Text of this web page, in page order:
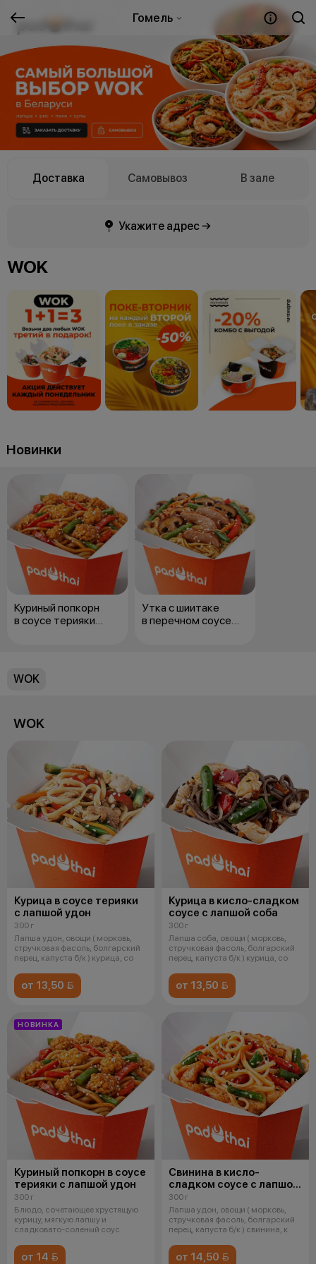
Гомель
Доставка Самовывоз В зале
Укажите адрес →
WOK
Новинки
Куриный попкорн
в соусе терияки
Утка с шиитаке
в перечном соусе
WOK
WOK
Курица в соусе терияки
с лапшой удон
300 г
Лапша удон, овощи ( морковь,
стручковая фасоль, болгарский
перец, капуста б/к ) курица, со
от 13,50 
Курица в кисло-сладком
соусе с лапшой соба
300 г
Лапша соба, овощи ( морковь,
стручковая фасоль, болгарский
перец, капуста б/к ) курица, со
от 13,50 
НОВИНКА
Куриный попкорн в соусе
терияки с лапшой удон
300 г
Блюдо, сочетающее хрустящую
курицу, мягкую лапшу и
сладковато-соленый соус
от 14 
Свинина в кисло-
сладком соусе с лапшой
удон
300 г
Лапша удон, овощи ( морковь,
стручковая фасоль, болгарский
перец, капуста б/к ) свинина, к
от 14,50 